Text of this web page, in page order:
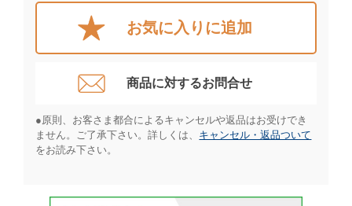
お気に入りに追加
商品に対するお問合せ​
●原則、お客さま都合によるキャンセルや返品はお受けでき
ません。ご了承下さい。詳しくは、 キャンセル・返品ついて
をお読み下さい。​